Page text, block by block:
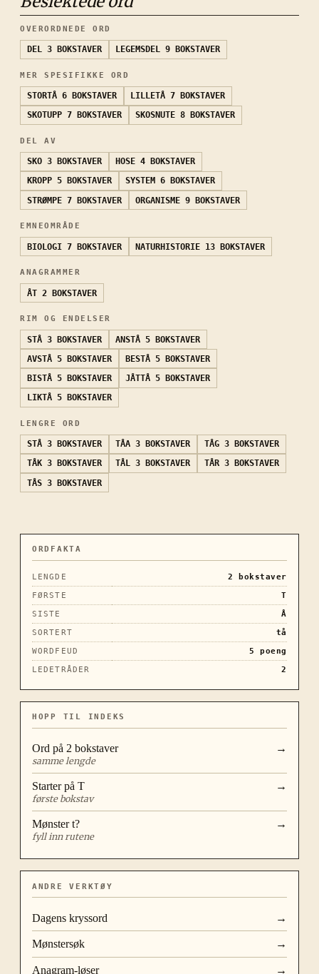
OVERORDNEDE ORD
DEL 3 BOKSTAVER LEGEMSDEL 9 BOKSTAVER
MER SPESIFIKKE ORD
STORTÅ 6 BOKSTAVER LILLETÅ 7 BOKSTAVER
SKOTUPP 7 BOKSTAVER SKOSNUTE 8 BOKSTAVER
DEL AV
SKO 3 BOKSTAVER HOSE 4 BOKSTAVER
KROPP 5 BOKSTAVER SYSTEM 6 BOKSTAVER
STRØMPE 7 BOKSTAVER ORGANISME 9 BOKSTAVER
EMNEOMRÅDE
BIOLOGI 7 BOKSTAVER NATURHISTORIE 13 BOKSTAVER
ANAGRAMMER
ÅT 2 BOKSTAVER
RIM OG ENDELSER
STÅ 3 BOKSTAVER ANSTÅ 5 BOKSTAVER
AVSTÅ 5 BOKSTAVER BESTÅ 5 BOKSTAVER
BISTÅ 5 BOKSTAVER JÅTTÅ 5 BOKSTAVER
LIKTÅ 5 BOKSTAVER
LENGRE ORD
STÅ 3 BOKSTAVER TÅA 3 BOKSTAVER TÅG 3 BOKSTAVER
TÅK 3 BOKSTAVER TÅL 3 BOKSTAVER TÅR 3 BOKSTAVER
TÅS 3 BOKSTAVER
ORDFAKTA
LENGDE 2
bokstaver
FØRSTE
T
SISTE
Å
SORTERT
tå
WORDFEUD
5
poeng
LEDETRÅDER
2
HOPP TIL INDEKS
Ord på 2 bokstaver
samme lengde
→
Starter på T
første bokstav
→
Mønstert?
fyll inn rutene
→
ANDRE VERKTØY
Dagens kryssord →
Mønstersøk →
Anagram-løser →